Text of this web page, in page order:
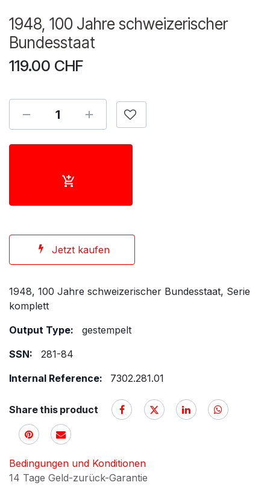
1948, 100 Jahre schweizerischer
Bundesstaat
119.00 CHF
Jetzt kaufen
1948, 100 Jahre schweizerischer Bundesstaat, Serie
komplett
Output Type:
gestempelt
SSN:
281-84
Internal Reference:
7302.281.01
Share this product
Bedingungen und Konditionen
14 Tage Geld-zurück-Garantie